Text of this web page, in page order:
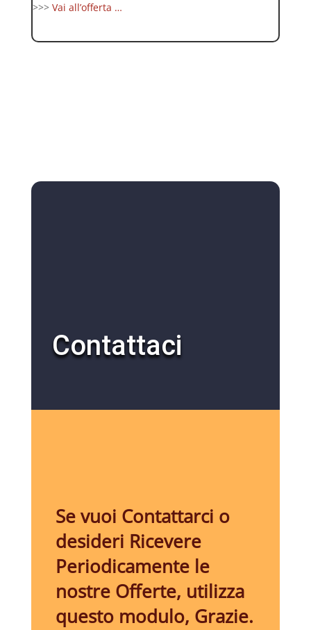
>>> Vai all’offerta …
Contattaci
Se vuoi Contattarci o
desideri Ricevere
Periodicamente le
nostre Offerte, utilizza
questo modulo, Grazie.